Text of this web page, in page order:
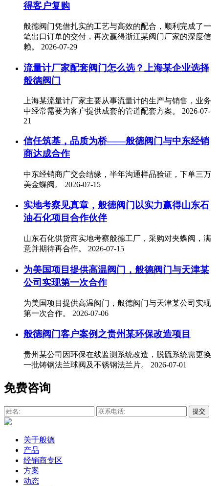
得客户复购
般德阀门凭借扎实的工艺与高效的配合，顺利完成了一
笔出口订单的交付，再次赢得浙江某阀门厂家的深度信
赖。 2026-07-29
流量计厂家配套阀门怎么选？上海某企业选择
般德阀门
上海某流量计厂家主要从事流量计的生产与销售，业务
中经常需要为客户提供成套的管道配套方案。 2026-07-
21
信任筑基，品质为桥——般德阀门与中东经销
商达成合作
中东经销商广交会结缘，半年沟通样品验证，下单三万
美金蝶阀。 2026-07-15
实地考察见真章，般德阀门以实力赢得山东石
油石化项目合作伙伴
山东石化供货商实地考察般德工厂，采购对夹蝶阀，满
意并期待再合作。 2026-07-15
为美国项目提供高温阀门，般德阀门与天津某
公司实现第一次合作
为美国项目提供高温阀门，般德阀门与天津某公司实现
第一次合作。 2026-07-06
般德阀门客户案例之贵州某环保改造项目
贵州某公司因环保在线监测系统改造，脱硫系统需更换
一批铸钢法兰球阀及不锈钢法兰片。 2026-07-01
免费咨询
关于般德
产品
经销商专区
方案
动态